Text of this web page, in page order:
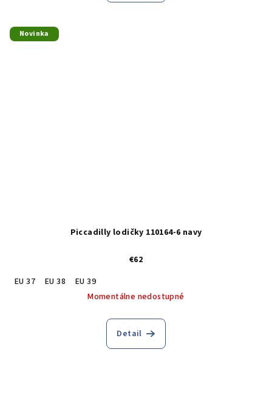
Novinka
Piccadilly lodičky 110164-6 navy
€62
EU 37
EU 38
EU 39
Momentálne nedostupné
Detail